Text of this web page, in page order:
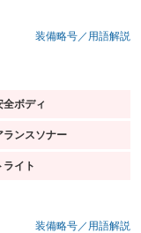
装備略号／用語解説
全ボディ
あり
ランスソナー
あり
ライト
り
装備略号／用語解説